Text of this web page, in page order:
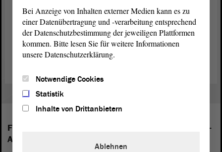
Gemeinsam mit den frauenpolitischen Sprecherinnen und Sprechern
der Fraktionen des Landtags von Sachsen-Anhalt sollte ein
deutliches Zeichen gegen geschlechtsspezifische Gewalt gesetzt
werden. Die Öffentlichkeit konnte die Gedenkstunde per Livestream
im Internet verfolgen.&nbsp;</link_external_error>
Folgende Fraktionen sind im Landtag von Sachsen-
Anhalt vertreten:
Bei Anzeige von Inhalten externer Medien kann es zu
einer Datenübertragung und -verarbeitung entsprechend
der Datenschutzbestimmung der jeweiligen Plattformen
kommen. Bitte lesen Sie für weitere Informationen
unsere Datenschutzerklärung.
Notwendige Cookies
Statistik
Inhalte von Drittanbietern
Ablehnen